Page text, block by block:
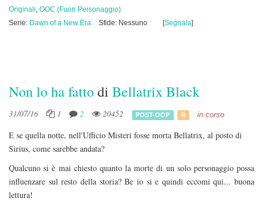
Originali, OOC (Fuori Personaggio)
Serie: Dawn of a New Era Sfide: Nessuno [Segnala]
Non lo ha fattodi Bellatrix Black
31/07/16 1 2 20452 POST-OOP R in corso
E se quella notte, nell'Ufficio Misteri fosse morta Bellatrix, al posto di
Sirius, come sarebbe andata?
Qualcuno si è mai chiesto quanto la morte di un solo personaggio possa
influenzare sul resto della storia? Be io si e quindi eccomi qui... buona
lettura!